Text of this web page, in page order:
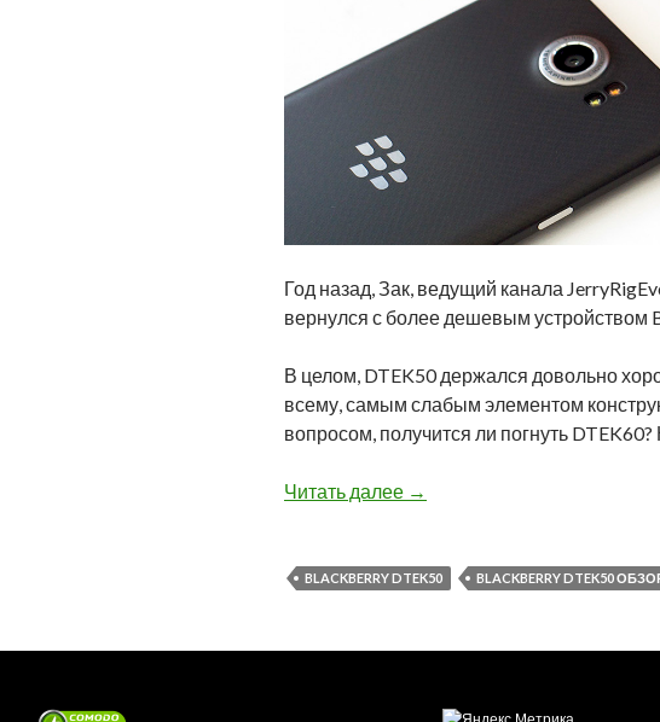
Год назад, Зак, ведущий канала
вернулся с более дешевым устройством
В целом, DTEK50 держался довольно
всему, самым слабым элементом
вопросом, получится ли погнуть
Читать далее BlackBerry DTEK50 — тест
→
BLACKBERRY DTEK50 BLACKBERRY DTEK50